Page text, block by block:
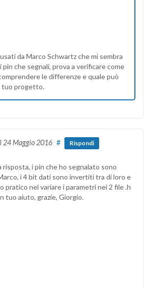
da Marco Schwartz che mi sembra
pin che segnali, prova a verificare come
le differenze e quale può
tuo progetto.
24 Maggio 2016 # Rispondi
risposta, i pin che ho segnalato sono
i 4 bit dati sono invertiti tra di loro e
pratico nel variare i parametri nei 2 file .h
tuo aiuto, grazie, Giorgio.